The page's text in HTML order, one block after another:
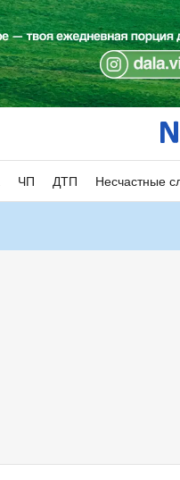
ЧП ДТП Несчастные